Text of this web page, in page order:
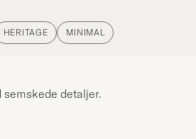
HERITAGE MINIMAL
semskede detaljer.